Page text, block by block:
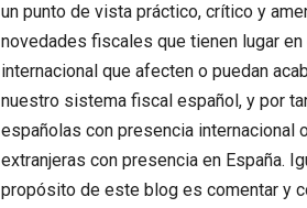
un punto de vista práctico, crítico y
novedades fiscales que tienen lugar
internacional que afecten o puedan
nuestro sistema fiscal español, y por
españolas con presencia internacional
extranjeras con presencia en España.
propósito de este blog es comentar y